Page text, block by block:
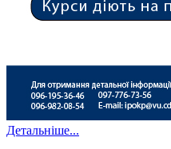
Детальніше...